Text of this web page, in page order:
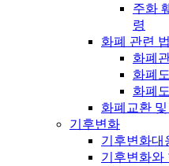
주화
령
화폐 관련
화폐
화폐
화폐
화폐교환
기후변화
기후변화대
기후변화와